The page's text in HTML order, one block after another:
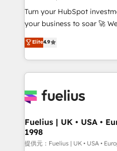
'GuardHub' governance
42001 - helping you 'organise
𝗳𝗼𝗿 𝘁𝗵𝗲 𝗻𝗲𝘅𝘁 𝘀𝘁𝗲𝗽? Click the 👈 '𝗖𝗼𝗻𝘁𝗮𝗰𝘁
𝗯𝘂𝘀𝗶𝗻𝗲𝘀𝘀' button to get in
𝘳𝘦𝘴𝘱𝘰𝘯𝘴𝘪𝘷𝘦)
Turn your HubSpot
your business to soar 🚀 We’re a team of accredited
HubSpot experts ready to help
implement the platform
environments, optimise
sure you can actually use
for you and execute it on HubSpot. We
framework, meaning
HubSpot and vetted by the
can support public sector
Elite4.9
Fuelius | UK • USA •
1998
提供元：Fuelius | UK • USA •